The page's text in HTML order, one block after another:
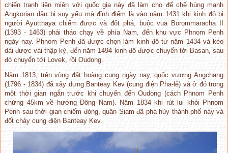
chiến tranh liên miên với quốc gia này đã làm cho đế chế hùng mạnh
Angkorian dần bị suy yếu mà đỉnh điểm là vào năm 1431 khi kinh đô bị
người Ayutthaya chiếm được và đốt phá, buộc vua Borommaracha II
(1393 - 1463) phải tháo chạy về phía Nam, đến khu vực Phnom Penh
ngày nay. Phnom Penh đã được chọn làm kinh đô từ năm 1434 và kéo
dài được vài thập kỷ, đến năm 1494 kinh đô được chuyển tới Basan, sau
đó chuyển tới Lovek, rồi Oudong.
Năm 1813, trên vùng đất hoàng cung ngày nay, quốc vương Angchang
(1796 - 1834) đã xây dựng Banteay Kev (cung điện Pha-lê) và ở đó trong
một thời gian ngắn trước khi chuyển đến Oudong (cách Phnom Penh
chừng 45km về hướng Đông Nam). Năm 1834 khi rút lui khỏi Phnom
Penh sau thời gian chiếm đóng, quân Siam đã phá hủy thành phố này và
đốt cháy cung điện Banteay Kev.